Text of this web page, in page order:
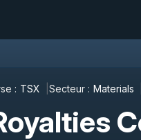
: TSX Secteur : Materials